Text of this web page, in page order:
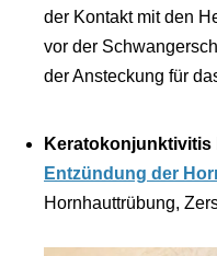
der Kontakt mit den
vor der
der Ansteckung für
Keratokonjunktivitis
Entzündung der
Hornhauttrübung,